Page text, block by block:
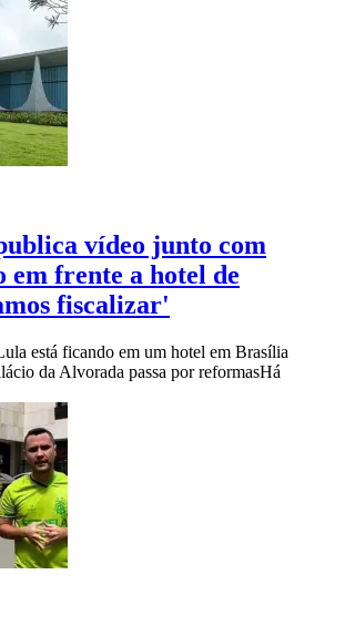
vídeo junto com
em frente a hotel de
fiscalizar'
está ficando em um hotel em Brasília
da Alvorada passa por reformasHá